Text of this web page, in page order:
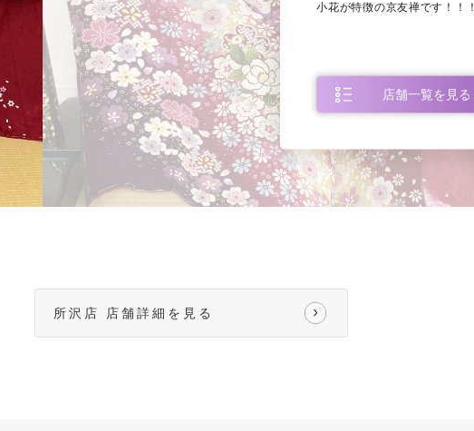
小花が特徴の京友禅です！！！
店舗一覧を見る
所沢店 店舗詳細を見る